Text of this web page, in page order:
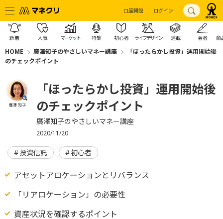
口座開設 ログイン
新着 人気 マーケット 特集 初心者 ライフデザイン 連載 著者 商
HOME 廣澤知子のやさしいマネー講座
「ほったらかし投資」運用開始後
のチェックポイント
廣澤 知子
「ほったらかし投資」運用開始後
のチェックポイント
廣澤知子のやさしいマネー講座
2020/11/20
投資信託 初心者
アセットアロケーションとリバランス
「リアロケーション」の必要性
資産状況を確認するポイント